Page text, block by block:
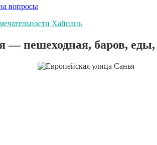
вопросы
Хайнань
пешеходная, баров, еды,